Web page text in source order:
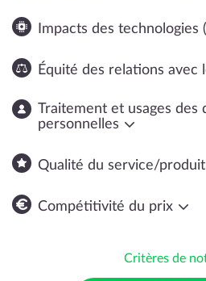
Impacts des
Équité des relations avec
Traitement et usages des
personnelles
Qualité du service/produit
Compétitivité du prix
Critères de